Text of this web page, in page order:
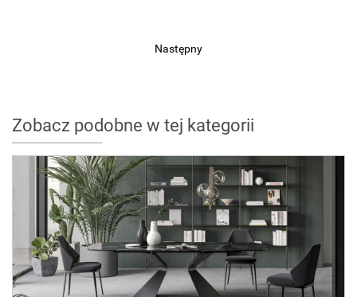
Następny
Zobacz podobne w tej kategorii